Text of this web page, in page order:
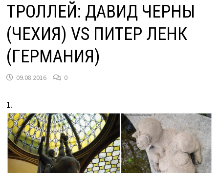
ТРОЛЛЕЙ: ДАВИД ЧЕРНЫ
(ЧЕХИЯ) VS ПИТЕР ЛЕНК
(ГЕРМАНИЯ)
09.08.2016 0
1.